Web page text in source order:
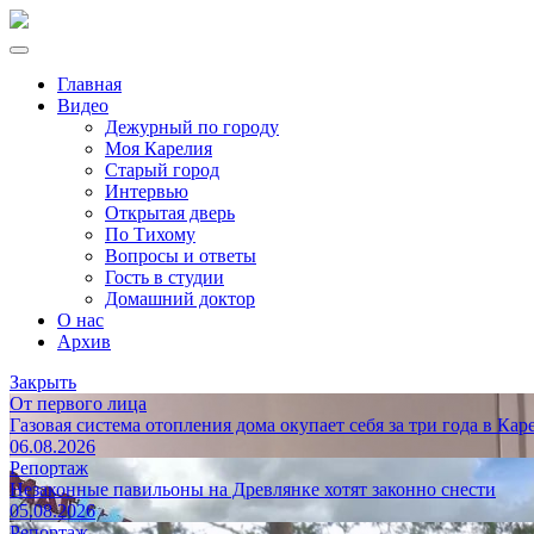
Главная
Видео
Дежурный по городу
Моя Карелия
Старый город
Интервью
Открытая дверь
По Тихому
Вопросы и ответы
Гость в студии
Домашний доктор
О нас
Архив
Закрыть
От первого лица
Газовая система отопления дома окупает себя за три года в
06.08.2026
Репортаж
Незаконные павильоны на Древлянке хотят законно снести
05.08.2026